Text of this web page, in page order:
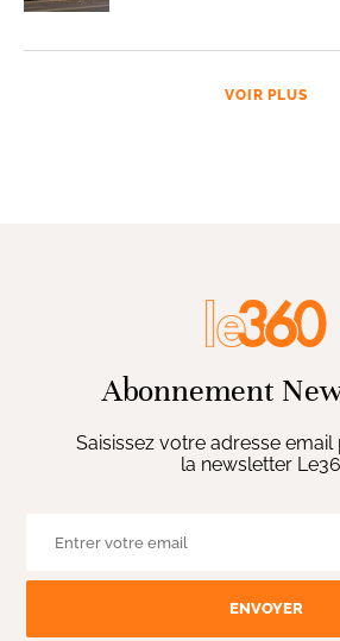
VOIR PLUS
Abonnement
Saisissez votre adresse
la newsletter
ENVOYER